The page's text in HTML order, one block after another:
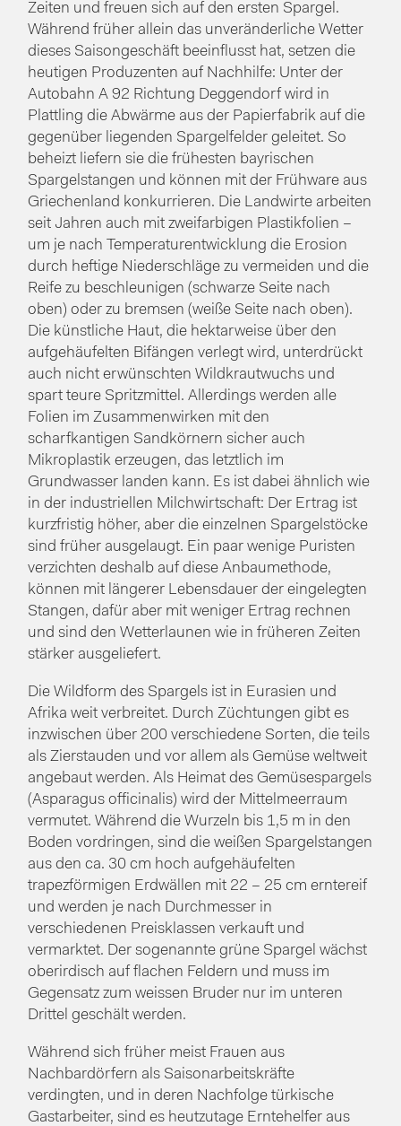
Zeiten und freuen sich auf den ersten Spargel.
Während früher allein das unveränderliche Wetter
dieses Saisongeschäft beeinflusst hat, setzen die
heutigen Produzenten auf Nachhilfe: Unter der
Autobahn A 92 Richtung Deggendorf wird in
Plattling die Abwärme aus der Papierfabrik auf die
gegenüber liegenden Spargelfelder geleitet. So
beheizt liefern sie die frühesten bayrischen
Spargelstangen und können mit der Frühware aus
Griechenland konkurrieren. Die Landwirte arbeiten
seit Jahren auch mit zweifarbigen Plastikfolien –
um je nach Temperaturentwicklung die Erosion
durch heftige Niederschläge zu vermeiden und die
Reife zu beschleunigen (schwarze Seite nach
oben) oder zu bremsen (weiße Seite nach oben).
Die künstliche Haut, die hektarweise über den
aufgehäufelten Bifängen verlegt wird, unterdrückt
auch nicht erwünschten Wildkrautwuchs und
spart teure Spritzmittel. Allerdings werden alle
Folien im Zusammenwirken mit den
scharfkantigen Sandkörnern sicher auch
Mikroplastik erzeugen, das letztlich im
Grundwasser landen kann. Es ist dabei ähnlich wie
in der industriellen Milchwirtschaft: Der Ertrag ist
kurzfristig höher, aber die einzelnen Spargelstöcke
sind früher ausgelaugt. Ein paar wenige Puristen
verzichten deshalb auf diese Anbaumethode,
können mit längerer Lebensdauer der eingelegten
Stangen, dafür aber mit weniger Ertrag rechnen
und sind den Wetterlaunen wie in früheren Zeiten
stärker ausgeliefert.
Die Wildform des Spargels ist in Eurasien und
Afrika weit verbreitet. Durch Züchtungen gibt es
inzwischen über 200 verschiedene Sorten, die teils
als Zierstauden und vor allem als Gemüse weltweit
angebaut werden. Als Heimat des Gemüsespargels
(Asparagus officinalis) wird der Mittelmeerraum
vermutet. Während die Wurzeln bis 1,5 m in den
Boden vordringen, sind die weißen Spargelstangen
aus den ca. 30 cm hoch aufgehäufelten
trapezförmigen Erdwällen mit 22 – 25 cm erntereif
und werden je nach Durchmesser in
verschiedenen Preisklassen verkauft und
vermarktet. Der sogenannte grüne Spargel wächst
oberirdisch auf flachen Feldern und muss im
Gegensatz zum weissen Bruder nur im unteren
Drittel geschält werden.
Während sich früher meist Frauen aus
Nachbardörfern als Saisonarbeitskräfte
verdingten, und in deren Nachfolge türkische
Gastarbeiter, sind es heutzutage Erntehelfer aus